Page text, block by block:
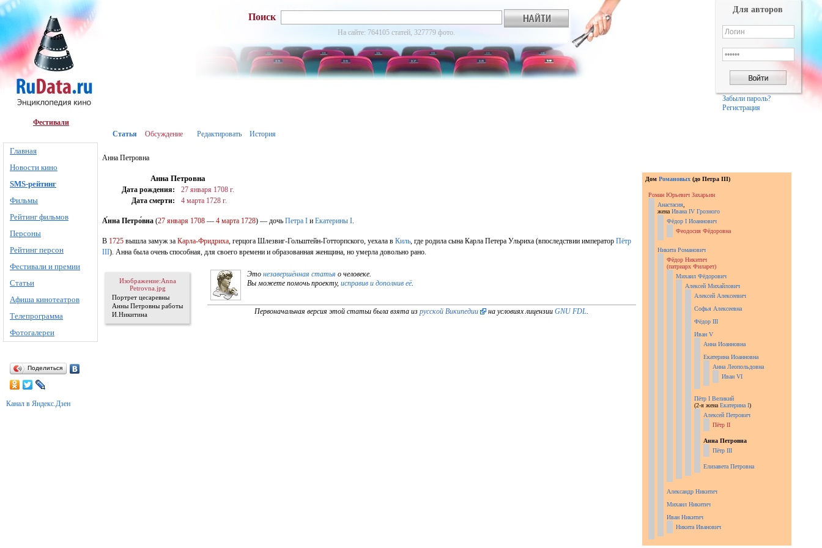
Фестивали
Главная
Новости кино
SMS-рейтинг
Фильмы
Рейтинг фильмов
Персоны
Рейтинг персон
Фестивали и премии
Статьи
Афиша кинотеатров
Телепрограмма
Фотогалереи
Поделиться
Канал в Яндекс.Дзен
Поиск
На сайте: 764105 статей, 327779 фото.
Для авторов
Забыли пароль?
Регистрация
Статья Обсуждение Редактировать История
Анна Петровна
Дом Романовых (до Петра III)
Роман Юрьевич Захарьин
Анастасия
жена Ивана IV Грозного
Фёдор I Иоаннович
Феодосия Фёдоровна
Никита Романович
Фёдор Никитич
(патриарх Филарет)
Михаил Фёдорович
Алексей Михайлович
Алексей Алексеевич
Софья Алексеевна
Фёдор III
Иван V
Анна Иоанновна
Екатерина Иоанновна
Анна Леопольдовна
Иван VI
Пётр I Великий
(2-я жена Екатерина I)
Алексей Петрович
Пётр II
Анна Петровна
Пётр III
Елизавета Петровна
Александр Никитич
Михаил Никитич
Иван Никитич
Никита Иванович
Анна Петровна
Дата рождения: 27 января 1708 г.
Дата смерти:
4 марта 1728 г.
А́нна Петро́вна (27 января 1708 — 4 марта 1728) — дочь Петра I и Екатерины I.
В 1725 вышла замуж за Карла-Фридриха, герцога Шлезвиг-Гольштейн-Готторпского, уехала в Киль, где родила сына Карла Петера Ульриха (впоследствии император Пётр
III). Анна была очень способная, для своего времени и образованная женщина, но умерла довольно рано.
Изображение:Anna
Petrovna.jpg
Портрет цесаревны
Анны Петровны работы
И.Никитина
Это незавершённая статья о человеке.
Вы можете помочь проекту, исправив и дополнив её.
Первоначальная версия этой статьи была взята изрусской Википедии на условиях лицензииGNU FDL